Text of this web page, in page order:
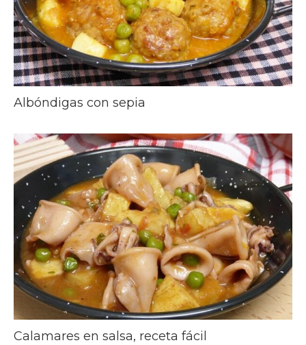
Albóndigas con sepia
Calamares en salsa, receta fácil